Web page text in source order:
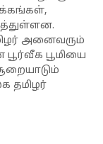
அனைவரும்
பூமியை
தமிழர்